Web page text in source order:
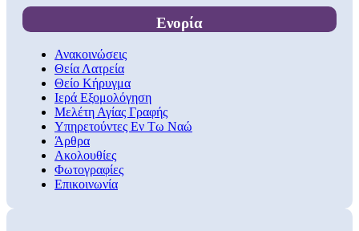
Ενορία
Ανακοινώσεις
Θεία Λατρεία
Θείο Κήρυγμα
Ιερά Εξομολόγηση
Μελέτη Αγίας Γραφής
Υπηρετούντες Εν Τω Ναώ
Άρθρα
Ακολουθίες
Φωτογραφίες
Επικοινωνία